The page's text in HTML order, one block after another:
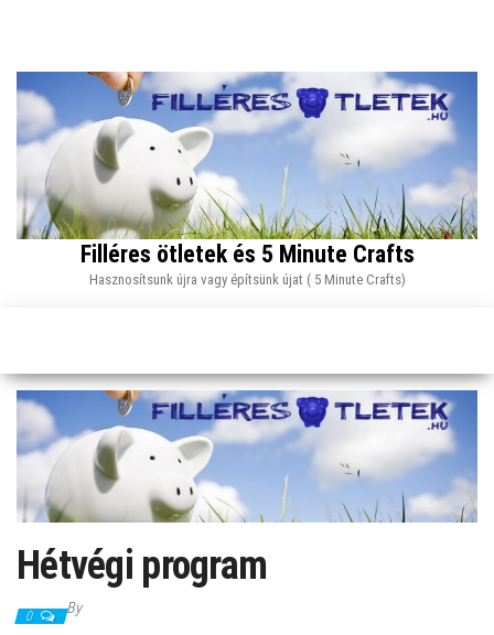
Filléres ötletek és 5 Minute Crafts
Hasznosítsunk újra vagy építsünk újat ( 5 Minute Crafts)
Hétvégi program
0 By